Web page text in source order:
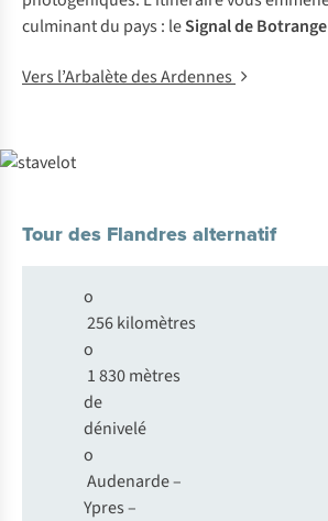
culminant du pays : leSignal de Botrange
Vers l’Arbalète des Ardennes
Tour des Flandres alternatif
o
256 kilomètres
o
1 830 mètres
de
dénivelé
o
Audenarde –
Ypres –